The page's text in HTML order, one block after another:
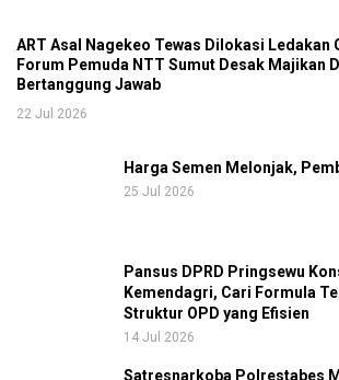
ART Asal Nagekeo Tewas Dilokasi Ledakan
Forum Pemuda NTT Sumut Desak Majikan
Bertanggung Jawab
22 Jul 2026
Harga Semen Melonjak,
25 Jul 2026
Pansus DPRD Pringsewu
Kemendagri, Cari Formula
Struktur OPD yang Efisien
14 Jul 2026
Satresnarkoba Polrestabes